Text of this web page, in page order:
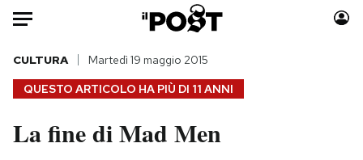
Auto
HOME
Italia
Moda
QUESTO ARTICOLO HA PIÙ DI 11 ANNI
CULTURA Martedì 19 maggio 2015
La fine di Mad Men